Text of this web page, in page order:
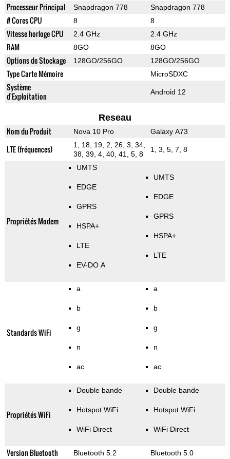
Processeur Principal Snapdragon 778 Snapdragon 778
# Cores CPU 8 8
Vitesse horloge CPU 2.4 GHz 2.4 GHz
RAM 8GO 8GO
Options de Stockage 128GO/256GO 128GO/256GO
Type Carte Mémoire MicroSDXC
Système
d'Exploitation
Android 12
Reseau
Nom du Produit Nova 10 Pro Galaxy A73
LTE (fréquences)
1, 18, 19, 2, 26, 3, 34,
38, 39, 4, 40, 41, 5, 8
1, 3, 5, 7, 8
Propriétés Modem
UMTS
EDGE
GPRS
HSPA+
LTE
EV-DO A
UMTS
EDGE
GPRS
HSPA+
LTE
Standards WiFi
a
b
g
n
ac
a
b
g
n
ac
Propriétés WiFi
Double bande
Hotspot WiFi
WiFi Direct
Double bande
Hotspot WiFi
WiFi Direct
Version Bluetooth Bluetooth 5.2 Bluetooth 5.0